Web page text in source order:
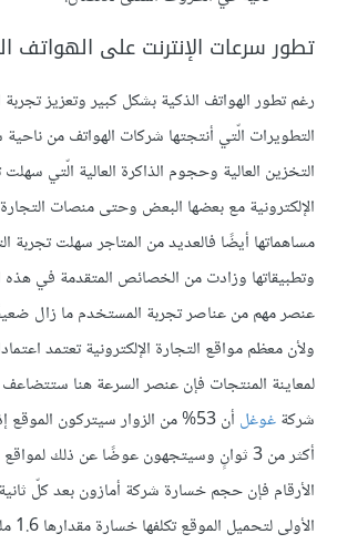
تطور سرعات الإنترنت على الهواتف
رغم تطور الهواتف الذكية بشكل كبير وتعزيز
التطويرات الّتي أنتجتها شركات الهواتف من
التخزين العالية وحجوم الذاكرة العالية الّتي
الإلكترونية مع بعضها البعض وحتى منصات التجارة
مساهماتها أيضًا فالعديد من المتاجر سهلت تجربة
وتطبيقاتها وزادت من الخصائص المتقدمة في هذه
عنصر مهم من عناصر تجربة المستخدم ما زال
ولأن معظم مواقع التجارة الإلكترونية تعتمد
لمعاينة المنتجات فإن عنصر السرعة هنا
شركةغوغل
أن 53% من الزوار سيتركون
أكثر من 3 ثوانٍ وسيتجهون عوضًا عن ذلك
الأرقام فإن حجم خسارة شركة أمازون بعد كلّ